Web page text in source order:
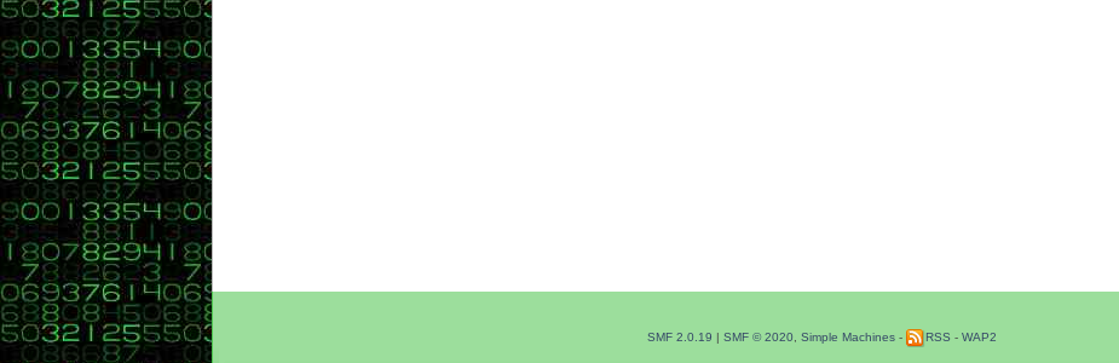
SMF 2.0.19 | SMF © 2020 Simple Machines - RSS - WAP2